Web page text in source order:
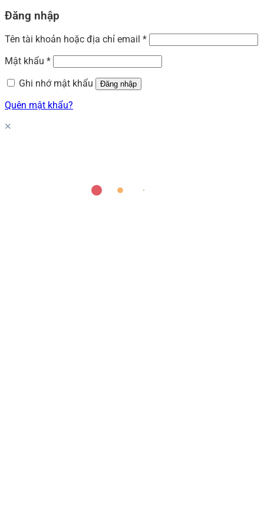
Đăng nhập
Tên tài khoản hoặc địa chỉ email *
Mật khẩu *
Ghi nhớ mật khẩu
Đăng nhập
Quên mật khẩu?